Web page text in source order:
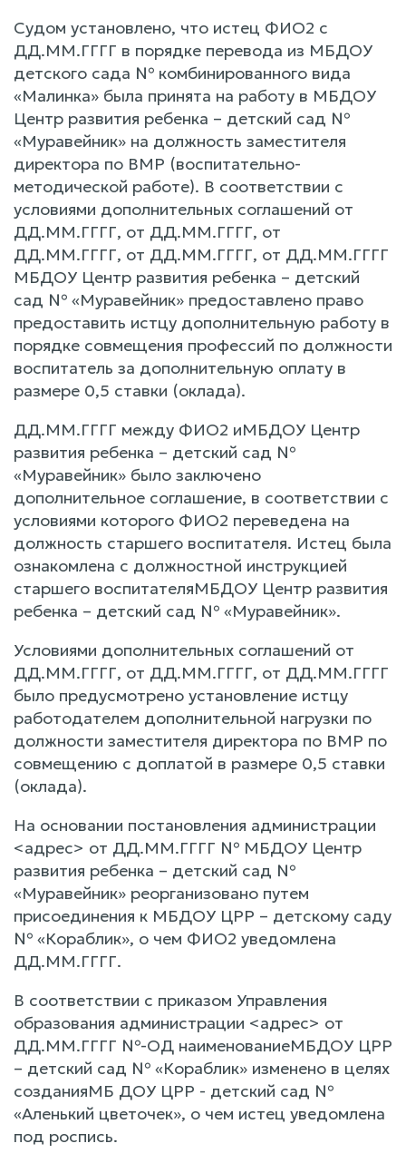
Судом установлено, что истец ФИО2 с
ДД.ММ.ГГГГ в порядке перевода из МБДОУ
детского сада № комбинированного вида
«Малинка» была принята на работу в МБДОУ
Центр развития ребенка – детский сад №
«Муравейник» на должность заместителя
директора по ВМР (воспитательно-
методической работе). В соответствии с
условиями дополнительных соглашений от
ДД.ММ.ГГГГ, от ДД.ММ.ГГГГ, от
ДД.ММ.ГГГГ, от ДД.ММ.ГГГГ, от ДД.ММ.ГГГГ
МБДОУ Центр развития ребенка – детский
сад № «Муравейник» предоставлено право
предоставить истцу дополнительную работу в
порядке совмещения профессий по должности
воспитатель за дополнительную оплату в
размере 0,5 ставки (оклада).
ДД.ММ.ГГГГ между ФИО2 иМБДОУ Центр
развития ребенка – детский сад №
«Муравейник» было заключено
дополнительное соглашение, в соответствии с
условиями которого ФИО2 переведена на
должность старшего воспитателя. Истец была
ознакомлена с должностной инструкцией
старшего воспитателяМБДОУ Центр развития
ребенка – детский сад № «Муравейник».
Условиями дополнительных соглашений от
ДД.ММ.ГГГГ, от ДД.ММ.ГГГГ, от ДД.ММ.ГГГГ
было предусмотрено установление истцу
работодателем дополнительной нагрузки по
должности заместителя директора по ВМР по
совмещению с доплатой в размере 0,5 ставки
(оклада).
На основании постановления администрации
<адрес> от ДД.ММ.ГГГГ № МБДОУ Центр
развития ребенка – детский сад №
«Муравейник» реорганизовано путем
присоединения к МБДОУ ЦРР – детскому саду
№ «Кораблик», о чем ФИО2 уведомлена
ДД.ММ.ГГГГ.
В соответствии с приказом Управления
образования администрации <адрес> от
ДД.ММ.ГГГГ №-ОД наименованиеМБДОУ ЦРР
– детский сад № «Кораблик» изменено в целях
созданияМБ ДОУ ЦРР - детский сад №
«Аленький цветочек», о чем истец уведомлена
под роспись.